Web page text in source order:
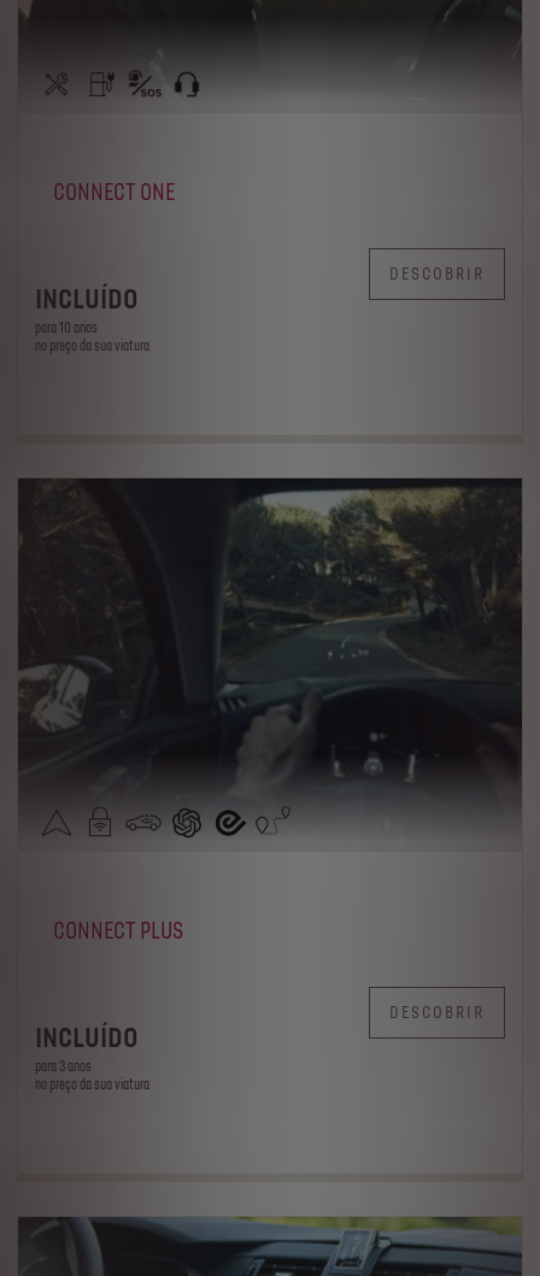
CONNECT ONE
INCLUÍDO
para 10 anos
no preço da sua viatura
DESCOBRIR
CONNECT PLUS
INCLUÍDO
para 3 anos
no preço da sua viatura
DESCOBRIR